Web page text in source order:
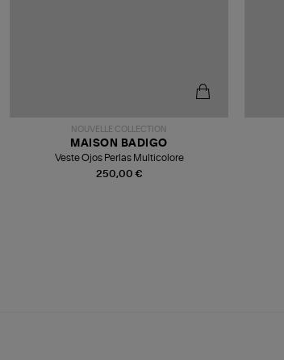
NOUVELLE COLLECTION
250,00 €
MAISON BADIGO
Veste Ojos Perlas Multicolore